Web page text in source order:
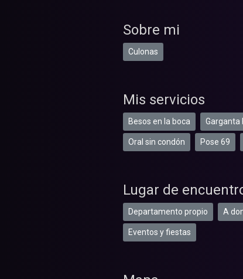
Sobre mi
Culonas
Mis servicios
Besos en la boca Garganta
Oral sin condón Pose 69
Lugar de
Departamento propio A
Eventos y fiestas